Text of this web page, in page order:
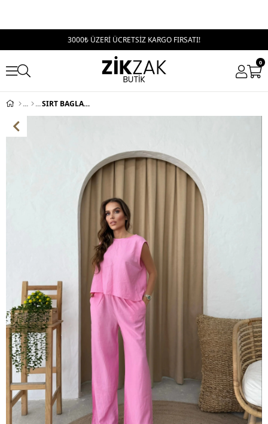
3000₺ ÜZERİ ÜCRETSİZ KARGO FIRSATI!
0
SIRT BAGLAMA DETAY BLUZ VE PANTOLONLU İKİLİ ÇİLEK TAKIM PEMBE